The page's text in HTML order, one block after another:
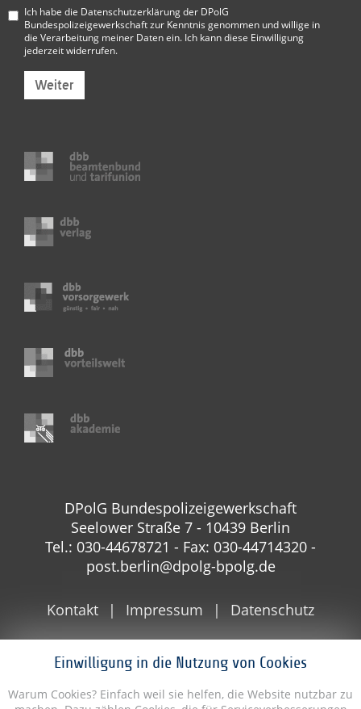
Einwilligung in die Nutzung von Cookies
Warum Cookies? Einfach weil sie helfen, die Website nutzbar zu
Ich habe die Datenschutzerklärung der DPolG
Bundespolizeigewerkschaftzur Kenntnis genommen und willige in
die Verarbeitung meiner Daten ein. Ich kann diese Einwilligung
jederzeit widerrufen.
Weiter
DPolG Bundespolizeigewerkschaft
Seelower Straße 7 - 10439 Berlin
Tel.: 030-44678721 - Fax: 030-44714320 -
post.berlin@dpolg-bpolg.de
Kontakt Impressum Datenschutz